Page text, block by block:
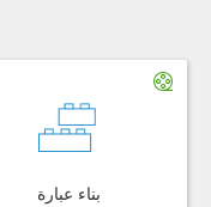
بناء عبارة